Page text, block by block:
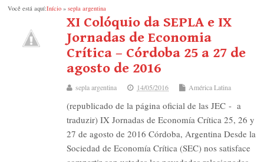
Você está aquí:Início »sepla argentina
XI Colóquio da SEPLA e IX
Jornadas de Economia
Crítica – Córdoba 25 a 27 de
agosto de 2016
sepla argentina 14/05/2016 América Latina
(republicado de la página oficial de las JEC - a
traduzir) IX Jornadas de Economía Crítica 25, 26 y
27 de agosto de 2016 Córdoba, Argentina Desde la
Sociedad de Economía Crítica (SEC) nos satisface